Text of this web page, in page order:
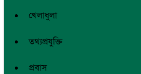
খেলাধুলা
তথ্যপ্রযুক্তি
প্রবাস